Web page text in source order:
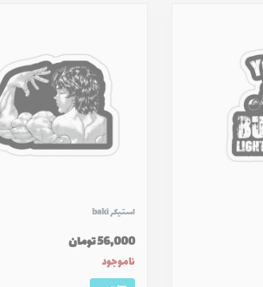
استیکر baki
56,000 تومان
ناموجود